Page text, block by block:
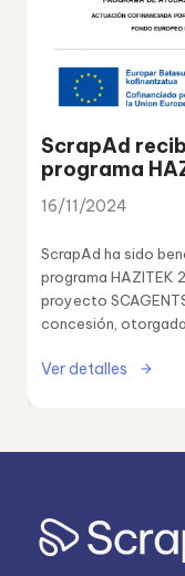
ScrapAd
programa
desarrollo
16/11/2024
ScrapAd ha sido
programa HAZITEK
proyecto
concesión,
Gobierno Vasco,
Ver detalles